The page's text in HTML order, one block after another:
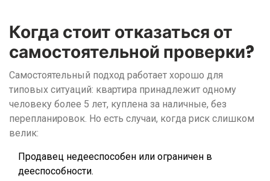
Когда стоит отказаться от
самостоятельной проверки?
Самостоятельный подход работает хорошо для
типовых ситуаций: квартира принадлежит одному
человеку более 5 лет, куплена за наличные, без
перепланировок. Но есть случаи, когда риск слишком
велик:
Продавец недееспособен или ограничен в
дееспособности.